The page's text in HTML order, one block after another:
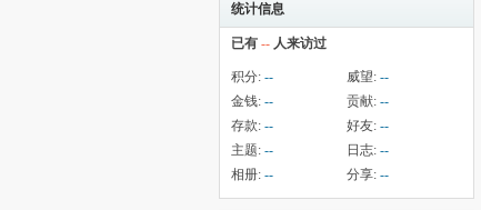
统计信息
已有 -- 人来访过
积分: -- 威望: --
金钱: -- 贡献: --
存款: -- 好友: --
主题: -- 日志: --
相册: -- 分享: --